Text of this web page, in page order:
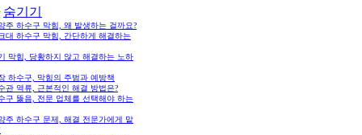
숨기기
주 하수구 막힘, 왜 발생하는 걸까요?
대 하수구 막힘, 간단하게 해결하는
막힘, 당황하지 않고 해결하는 노하
하수구, 막힘의 주범과 예방책
관 역류, 근본적인 해결 방법은?
구 뚫음, 전문 업체를 선택해야 하는
주 하수구 문제, 해결 전문가에게 맡